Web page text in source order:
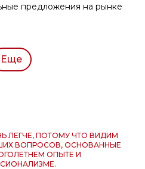
предложения на рынке
Еще
ЛЕГЧЕ, ПОТОМУ ЧТО ВИДИМ
ВОПРОСОВ, ОСНОВАННЫЕ
ОПЫТЕ И